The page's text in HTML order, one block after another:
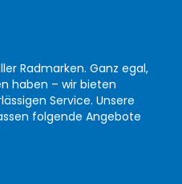
Radmarken. Ganz egal,
haben – wir bieten
Service. Unsere
folgende Angebote